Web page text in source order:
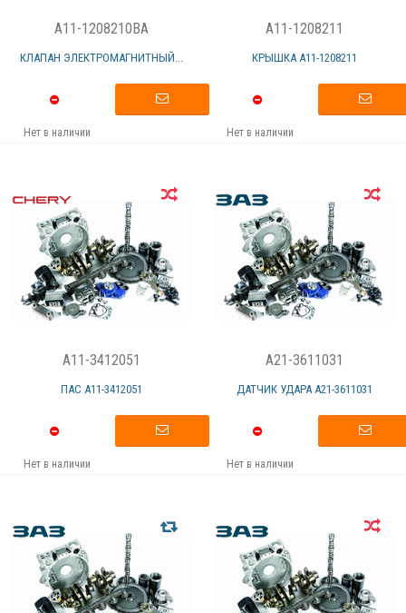
A11-1208210BA
КЛАПАН ЭЛЕКТРОМАГНИТНЫЙ...
Нет в наличии
A11-1208211
КРЫШКА А11-1208211
Нет в наличии
A11-3412051
ПАС А11-3412051
Нет в наличии
A21-3611031
ДАТЧИК УДАРА А21-3611031
Нет в наличии